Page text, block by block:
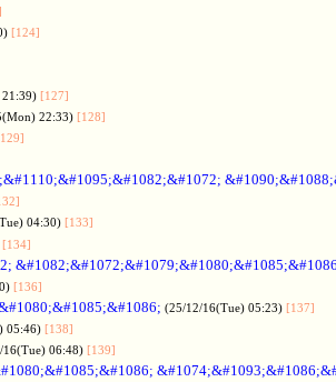
[124]
[127]
22:33) [128]
04:30) [133]
[134]
[136]
(25/12/16(Tue) 05:23) [137]
05:46) [138]
16(Tue) 06:48) [139]